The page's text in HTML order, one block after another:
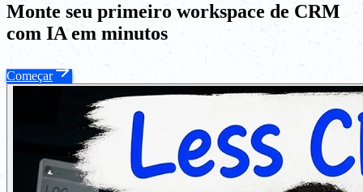
Monte seu primeiro workspace de CRM
com IA em minutos
Começar